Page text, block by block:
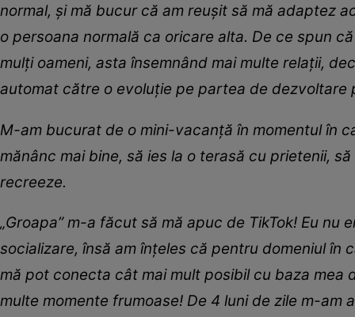
normal, și mă bucur că am reușit să mă adaptez
o persoana normală ca oricare alta. De ce spun
mulți oameni, asta însemnând mai multe relații,
automat către o evoluție pe partea de dezvoltare
M-am bucurat de o mini-vacanță în momentul în
mănânc mai bine, să ies la o terasă cu prietenii,
recreeze.
„Groapa” m-a făcut să mă apuc de TikTok! Eu
socializare, însă am înțeles că pentru domeniul
mă pot conecta cât mai mult posibil cu baza mea
multe momente frumoase! De 4 luni de zile m-